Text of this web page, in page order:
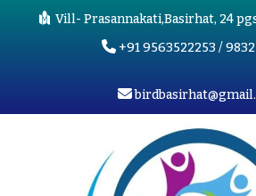
Vill- Prasannakati,Basirhat, 24
+91 9563522253 /